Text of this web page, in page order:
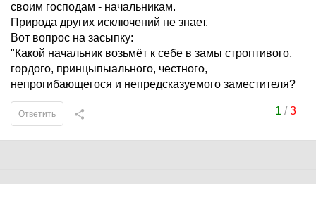
своим господам - начальникам.
Природа других исключений не знает.
Вот вопрос на засыпку:
"Какой начальник возьмёт к себе в замы строптивого,
гордого, принцыпыального, честного,
непрогибающегося и непредсказуемого заместителя?
1 /3
Ответить